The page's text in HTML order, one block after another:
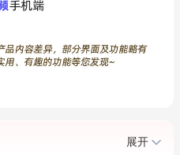
展开